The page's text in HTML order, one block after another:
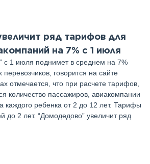
ряд тарифов для
на 7% с 1 июля
с 1 июля поднимет в среднем на 7%
говорится на сайте
отмечается, что при расчете тарифов,
количество пассажиров, авиакомпании
каждого ребенка от 2 до 12 лет. Тарифы
до 2 лет. “Домодедово” увеличит ряд